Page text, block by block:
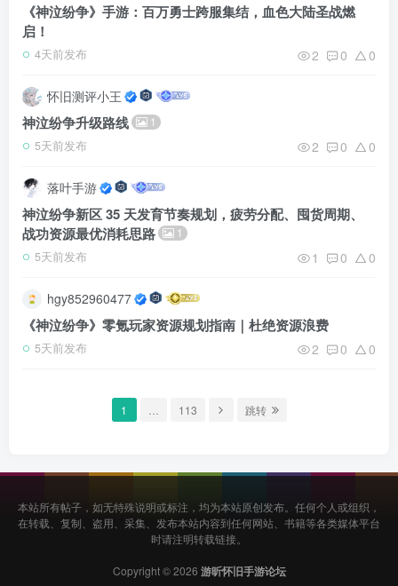
《神泣纷争》手游：百万勇士跨服集结，血色大陆圣战燃
启！
4天前发布 2 0 0
怀旧测评小王
神泣纷争升级路线 1
5天前发布 2 0 0
落叶手游
神泣纷争新区 35 天发育节奏规划，疲劳分配、囤货周期、
战功资源最优消耗思路
1
5天前发布 1 0 0
hgy852960477
《神泣纷争》零氪玩家资源规划指南｜杜绝资源浪费
5天前发布 2 0 0
1 113 跳转
本站所有帖子，如无特殊说明或标注，均为本站原创发布。任何个人或组织，
在转载、复制、盗用、采集、发布本站内容到任何网站、书籍等各类媒体平台
时请注明转载链接。
Copyright © 2026 游昕怀旧手游论坛